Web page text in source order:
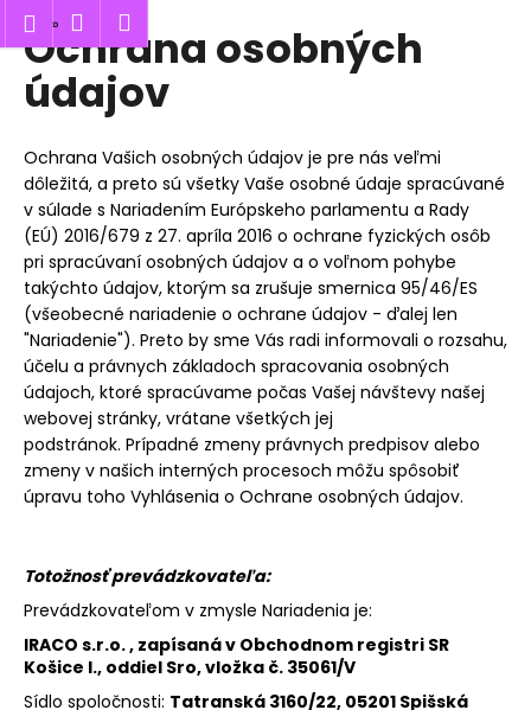
Prejsť
obsah
Prihlásenie
Nákupný
košík
Ochrana osobných
údajov
Ochrana Vašich osobných údajov je pre nás veľmi
dôležitá, a preto sú všetky Vaše osobné údaje spracúvané
v súlade s Nariadením Európskeho parlamentu a Rady
(EÚ) 2016/679 z 27. apríla 2016 o ochrane fyzických osôb
pri spracúvaní osobných údajov a o voľnom pohybe
takýchto údajov, ktorým sa zrušuje smernica 95/46/ES
(všeobecné nariadenie o ochrane údajov - ďalej len
"Nariadenie"). Preto by sme Vás radi informovali o rozsahu,
účelu a právnych základoch spracovania osobných
údajoch, ktoré spracúvame počas Vašej návštevy našej
webovej stránky, vrátane všetkých jej
podstránok. Prípadné zmeny právnych predpisov alebo
zmeny v našich interných procesoch môžu spôsobiť
úpravu toho Vyhlásenia o Ochrane osobných údajov.
Totožnosť prevádzkovateľa:
Prevádzkovateľom v zmysle Nariadenia je:
IRACO s.r.o. , zapísaná v Obchodnom registri SR
Košice I., oddiel Sro, vložka č. 35061/V
Sídlo spoločnosti: Tatranská 3160/22, 05201 Spišská
o Späť
Späť
o
p
o
t
r
e
b
u
j
e
t
e
á
j
s
ť
?